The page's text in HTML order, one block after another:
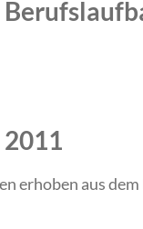
erhoben aus